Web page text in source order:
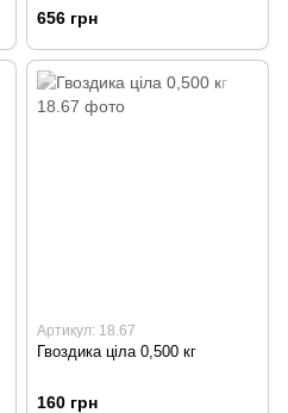
656 грн
Артикул: 18.67
Гвоздика ціла 0,500 кг
160 грн